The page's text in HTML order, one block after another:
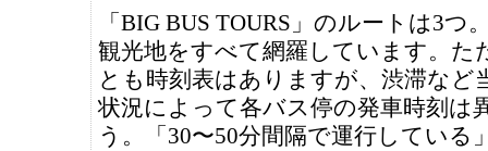
「BIG BUS TOURS」のルートは3つ
観光地をすべて網羅しています。た
とも時刻表はありますが、渋滞など
状況によって各バス停の発車時刻は
う。「30〜50分間隔で運行している